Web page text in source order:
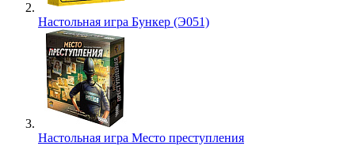
Настольная игра Бункер (Э051)
Настольная игра Место преступления